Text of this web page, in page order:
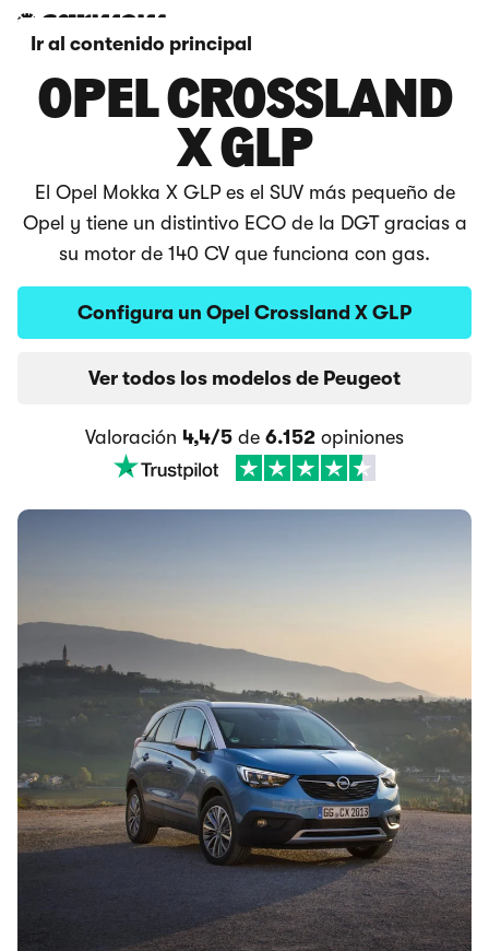
Ir al contenido principal
OPEL CROSSLAND
X GLP
El Opel Mokka X GLP es el SUV más pequeño de
Opel y tiene un distintivo ECO de la DGT gracias a
su motor de 140 CV que funciona con gas.
Configura un Opel Crossland X GLP
Ver todos los modelos de Peugeot
Valoración 4,4/5 de 6.152 opiniones